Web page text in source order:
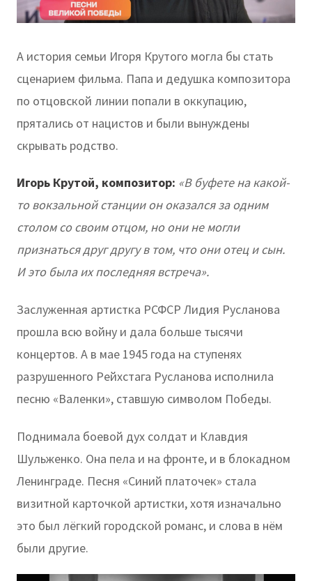
А история семьи Игоря Крутого могла бы стать
сценарием фильма. Папа и дедушка композитора
по отцовской линии попали в оккупацию,
прятались от нацистов и были вынуждены
скрывать родство.
Игорь Крутой, композитор: «В буфете на какой-
то вокзальной станции он оказался за одним
столом со своим отцом, но они не могли
признаться друг другу в том, что они отец и сын.
И это была их последняя встреча».
Заслуженная артистка РСФСР Лидия Русланова
прошла всю войну и дала больше тысячи
концертов. А в мае 1945 года на ступенях
разрушенного Рейхстага Русланова исполнила
песню «Валенки», ставшую символом Победы.
Поднимала боевой дух солдат и Клавдия
Шульженко. Она пела и на фронте, и в блокадном
Ленинграде. Песня «Синий платочек» стала
визитной карточкой артистки, хотя изначально
это был лёгкий городской романс, и слова в нём
были другие.